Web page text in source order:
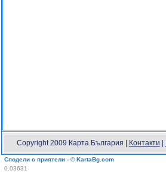
Copyright 2009 Карта България | Контакти
Сподели с приятели - © KartaBg.com
0.03631